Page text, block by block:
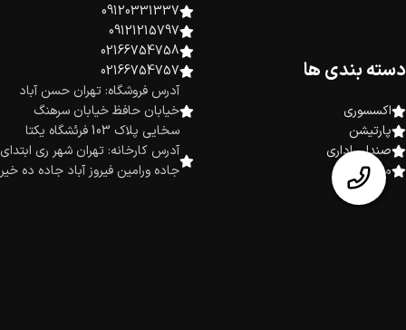
دسته بندی ها
اکسسوری
پارتیشن
صندلی اداری
میز اداری
09120331337
09121215797
02166754758
02166754757
آدرس فروشگاه: تهران حسن آباد
خیابان حافظ خیابان سرهنگ
سخایی پلاک 103 فرئشگاه یکتا
آدرس کارخانه: تهران شهر ری ابتدای
جاده ورامین فیروز آباد جاده ده خیر